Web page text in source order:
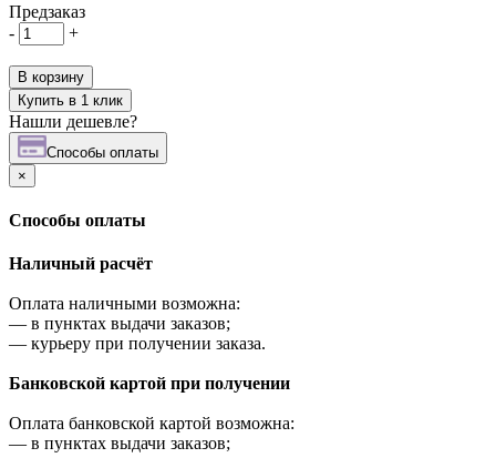
Предзаказ
-
+
В корзину
Купить в 1 клик
Нашли дешевле?
Cпособы оплаты
×
Cпособы оплаты
Наличный расчёт
Оплата наличными возможна:
— в пунктах выдачи заказов;
— курьеру при получении заказа.
Банковской картой при получении
Оплата банковской картой возможна:
— в пунктах выдачи заказов;